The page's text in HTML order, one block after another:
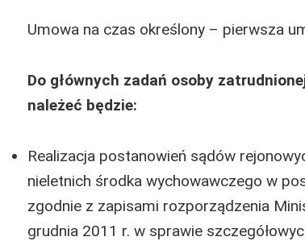
Umowa na czas określony – pierwsza
Do głównych zadań osoby
należeć będzie:
Realizacja postanowień sądów
nieletnich środka wychowawczego w
zgodnie z zapisami rozporządzenia
grudnia 2011 r. w sprawie